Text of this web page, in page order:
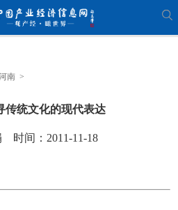
南 >
传统文化的现代表达
时间：2011-11-18